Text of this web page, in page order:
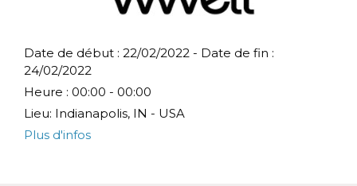
Date de début : 22/02/2022 - Date de fin :
24/02/2022
Heure : 00:00 - 00:00
Lieu: Indianapolis, IN - USA
Plus d'infos